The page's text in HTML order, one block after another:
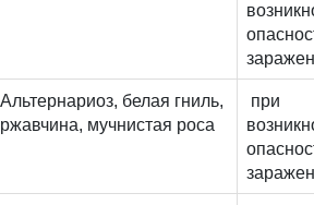
Альтернариоз, белая гниль,
ржавчина, мучнистая роса
при